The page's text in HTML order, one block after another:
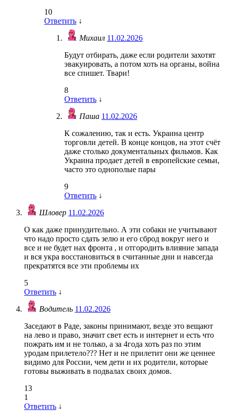
10
Ответить ↓
Михаил 11.02.2026
Будут отбирать, даже если родители захотят
эвакуировать, а потом хоть на органы, война
все спишет. Твари!
8
Ответить ↓
Паша 11.02.2026
К сожалению, так и есть. Украина центр
торговли детей. В конце концов, на этот счёт
даже столько документальных фильмов. Как
Украина продает детей в европейские семьи,
часто это однополые пары
9
Ответить ↓
Шловер 11.02.2026
О как даже принудительно. А эти собаки не учитывают
что надо просто сдать зелю и его сброд вокруг него и
все и не будет нах фронта , и отгородить влияние запада
и вся укра восстановиться в считанные дни и навсегда
прекратятся все эти проблемы их
5
Ответить ↓
Водитель 11.02.2026
Заседают в Раде, законы принимают, везде это вещают
на лево и право, значит свет есть и интернет и есть что
пожрать им и не только, а за 4года хоть раз по этим
уродам прилетело??? Нет и не прилетит они же ценнее
видимо для России, чем дети и их родители, которые
готовы выживать в подвалах своих домов.
13
1
Ответить ↓